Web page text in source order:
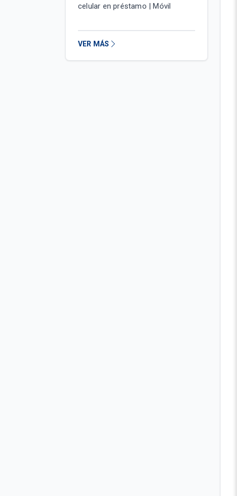
celular en préstamo | Móvil
VER MÁS